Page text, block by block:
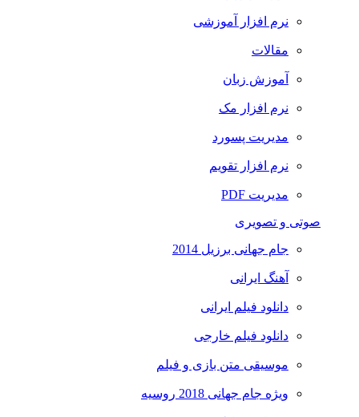
نرم افزار آموزشی
مقالات
آموزش زبان
نرم افزار مک
مدیریت پسورد
نرم افزار تقویم
مدیریت PDF
صوتی و تصویری
جام جهانی برزیل 2014
آهنگ ایرانی
دانلود فیلم ایرانی
دانلود فیلم خارجی
موسیقی متن بازی و فیلم
ویژه جام جهانی 2018 روسیه